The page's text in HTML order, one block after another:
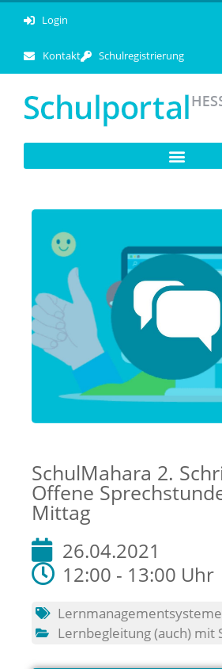
Login
Kontakt Schulregistrierung
SchulMahara 2.
Offene
Mittag
26.04.2021
12:00 - 13:00 Uhr
Lernbegleitung (auch) mit